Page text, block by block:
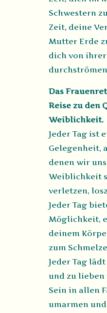
Schwestern
Zeit, deine
Mutter Erde
dich von
Das
Reise zu den
Weiblichkeit.
Jeder Tag ist
Gelegenheit,
denen wir
Weiblichkeit
verletzen,
Jeder Tag
Möglichkeit,
deinem
zum
Jeder Tag
und zu lieben
Sein in allen
umarmen